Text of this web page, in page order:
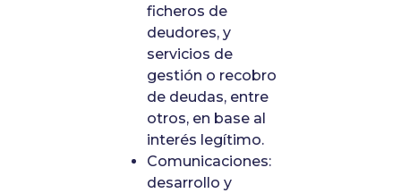
ficheros de
deudores, y
servicios de
gestión o recobro
de deudas, entre
otros, en base al
interés legítimo.
Comunicaciones:
desarrollo y